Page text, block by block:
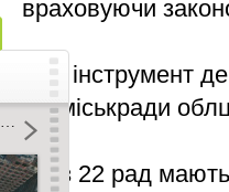
враховуючи
Цей інструмент
всі міськради
16 із 22 рад